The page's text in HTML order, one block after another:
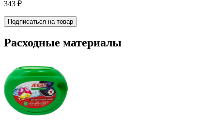
343 ₽
Подписаться на товар
Расходные материалы